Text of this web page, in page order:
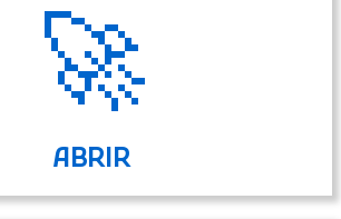
🚀
ABRIR